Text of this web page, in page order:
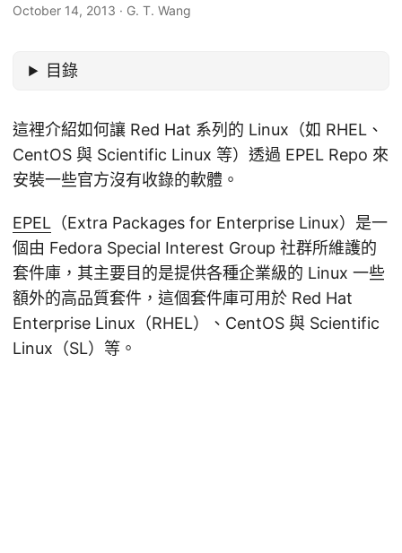
October 14, 2013 · G. T. Wang
目錄
這裡介紹如何讓 Red Hat 系列的 Linux（如 RHEL、
CentOS 與 Scientific Linux 等）透過 EPEL Repo 來
安裝一些官方沒有收錄的軟體。
EPEL （Extra Packages for Enterprise Linux）是一
個由 Fedora Special Interest Group 社群所維護的
套件庫，其主要目的是提供各種企業級的 Linux 一些
額外的高品質套件，這個套件庫可用於 Red Hat
Enterprise Linux（RHEL）、CentOS 與 Scientific
Linux（SL）等。